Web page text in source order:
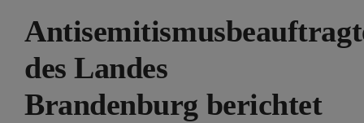
des Landes
Brandenburg berichtet